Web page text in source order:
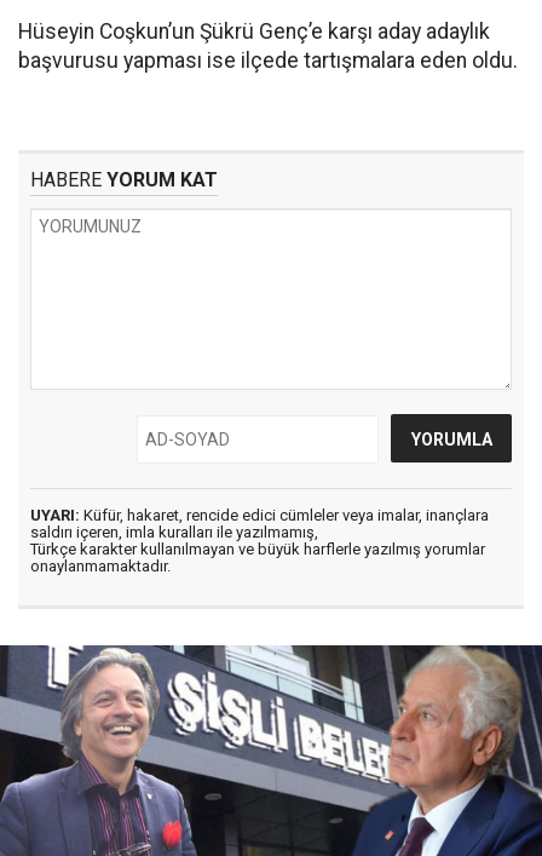
Hüseyin Coşkun’un Şükrü Genç’e karşı aday adaylık
başvurusu yapması ise ilçede tartışmalara eden oldu.
HABERE YORUM KAT
UYARI: Küfür, hakaret, rencide edici cümleler veya imalar, inançlara
saldırı içeren, imla kuralları ile yazılmamış,
Türkçe karakter kullanılmayan ve büyük harflerle yazılmış yorumlar
onaylanmamaktadır.